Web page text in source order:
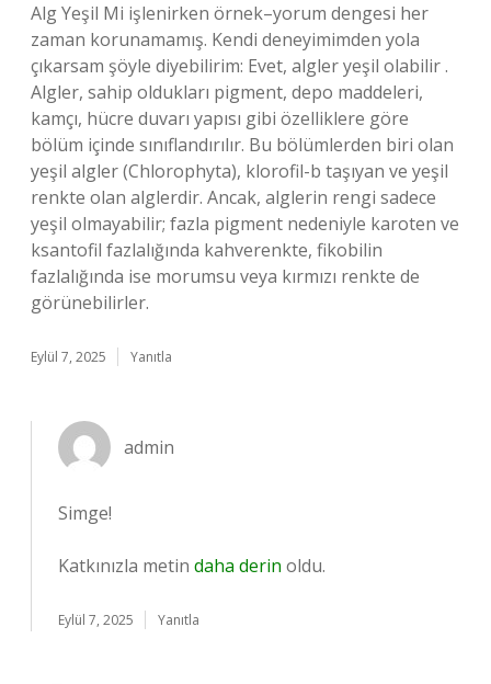
Alg Yeşil Mi işlenirken örnek–yorum dengesi her
zaman korunamamış. Kendi deneyimimden yola
çıkarsam şöyle diyebilirim: Evet, algler yeşil olabilir .
Algler, sahip oldukları pigment, depo maddeleri,
kamçı, hücre duvarı yapısı gibi özelliklere göre
bölüm içinde sınıflandırılır. Bu bölümlerden biri olan
yeşil algler (Chlorophyta), klorofil-b taşıyan ve yeşil
renkte olan alglerdir. Ancak, alglerin rengi sadece
yeşil olmayabilir; fazla pigment nedeniyle karoten ve
ksantofil fazlalığında kahverenkte, fikobilin
fazlalığında ise morumsu veya kırmızı renkte de
görünebilirler.
Eylül 7, 2025 Yanıtla
admin
Simge!
Katkınızla metin daha derin oldu.
Eylül 7, 2025 Yanıtla